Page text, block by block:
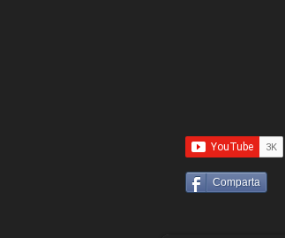
Comparta